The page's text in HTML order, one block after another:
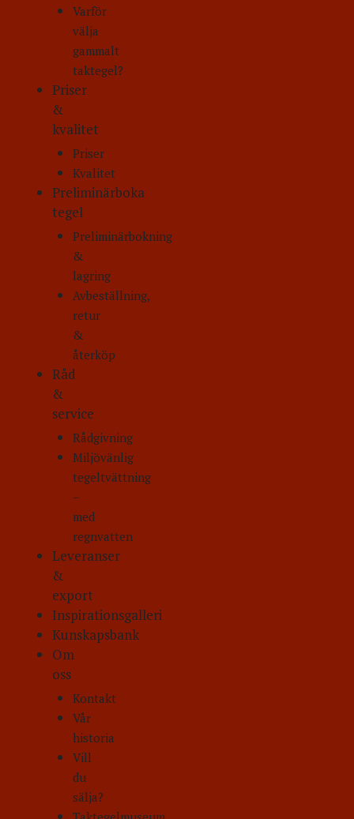
Varför
välja
gammalt
taktegel?
Priser
&
kvalitet
Priser
Kvalitet
Preliminärboka
tegel
Preliminärbokning
&
lagring
Avbeställning,
retur
&
återköp
Råd
&
service
Rådgivning
Miljövänlig
tegeltvättning
–
med
regnvatten
Leveranser
&
export
Inspirationsgalleri
Kunskapsbank
Om
oss
Kontakt
Vår
historia
Vill
du
sälja?